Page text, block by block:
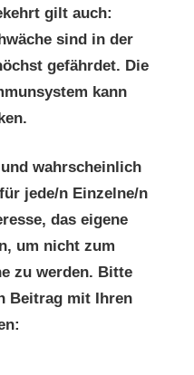
gilt auch:
sind in der
gefährdet. Die
kann
wahrscheinlich
jede/n Einzelne/n
das eigene
um nicht zum
zu werden. Bitte
Beitrag mit Ihren